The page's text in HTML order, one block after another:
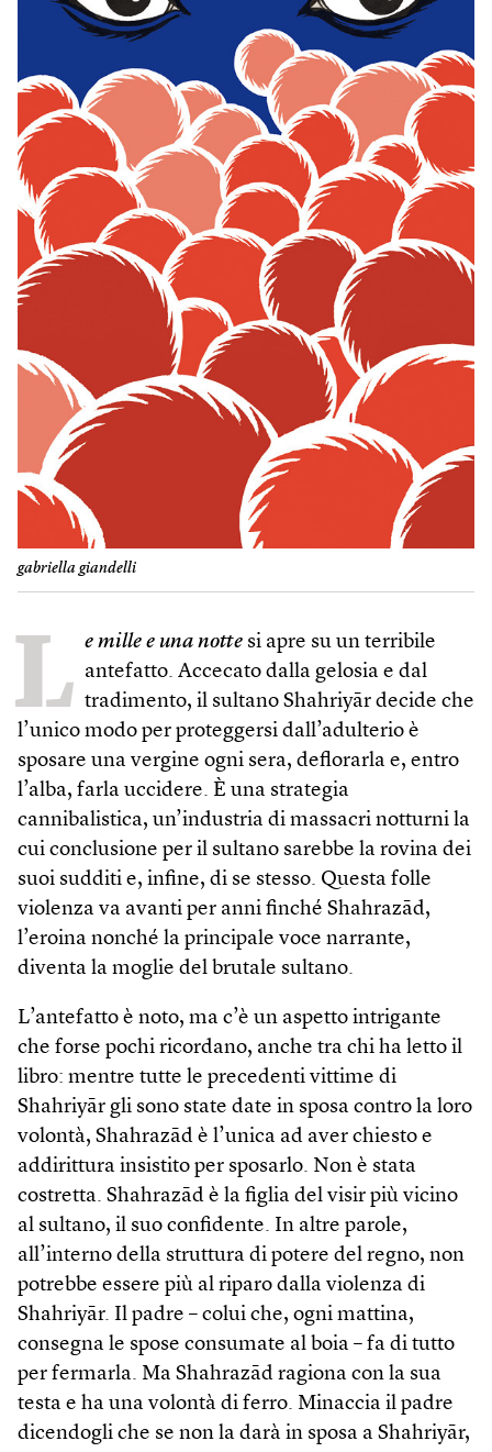
gabriella giandelli
L e mille e una notte si apre su un terribile
antefatto. Accecato dalla gelosia e dal
tradimento, il sultano Shahriyār decide che
l’unico modo per proteggersi dall’adulterio è
sposare una vergine ogni sera, deflorarla e, entro
l’alba, farla uccidere. È una strategia
cannibalistica, un’industria di massacri notturni la
cui conclusione per il sultano sarebbe la rovina dei
suoi sudditi e, infine, di se stesso. Questa folle
violenza va avanti per anni finché Shahrazād,
l’eroina nonché la principale voce narrante,
diventa la moglie del brutale sultano.
L’antefatto è noto, ma c’è un aspetto intrigante
che forse pochi ricordano, anche tra chi ha letto il
libro: mentre tutte le precedenti vittime di
Shahriyār gli sono state date in sposa contro la loro
volontà, Shahrazād è l’unica ad aver chiesto e
addirittura insistito per sposarlo. Non è stata
costretta. Shahrazād è la figlia del visir più vicino
al sultano, il suo confidente. In altre parole,
all’interno della struttura di potere del regno, non
potrebbe essere più al riparo dalla violenza di
Shahriyār. Il padre – colui che, ogni mattina,
consegna le spose consumate al boia – fa di tutto
per fermarla. Ma Shahrazād ragiona con la sua
testa e ha una volontà di ferro. Minaccia il padre
dicendogli che se non la darà in sposa a Shahriyār,